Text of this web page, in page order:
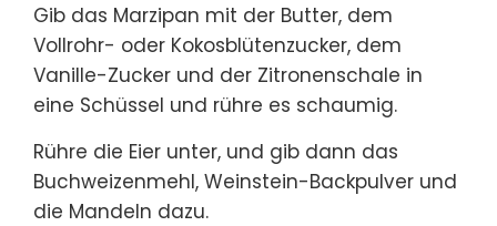
Gib das Marzipan mit der Butter, dem
Vollrohr- oder Kokosblütenzucker, dem
Vanille-Zucker und der Zitronenschale in
eine Schüssel und rühre es schaumig.
Rühre die Eier unter, und gib dann das
Buchweizenmehl, Weinstein-Backpulver und
die Mandeln dazu.